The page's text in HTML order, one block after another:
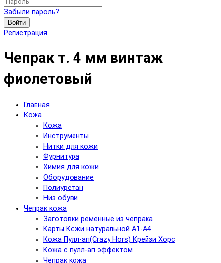
Забыли пароль?
Войти
Регистрация
Чепрак т. 4 мм винтаж
фиолетовый
Главная
Кожа
Кожа
Инструменты
Нитки для кожи
Фурнитура
Химия для кожи
Оборудование
Полиуретан
Низ обуви
Чепрак кожа
Заготовки ременные из чепрака
Карты Кожи натуральной А1-А4
Кожа Пулл-ап(Crazy Hors) Крейзи Хорс
Кожа с пулл-ап эффектом
Чепрак кожа